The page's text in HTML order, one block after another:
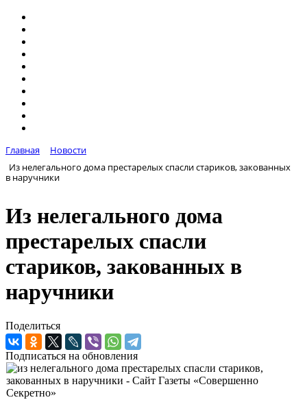
Главная
Новости
Из нелегального дома престарелых спасли стариков, закованных
в наручники
Из нелегального дома
престарелых спасли
стариков, закованных в
наручники
Поделиться
Подписаться на обновления